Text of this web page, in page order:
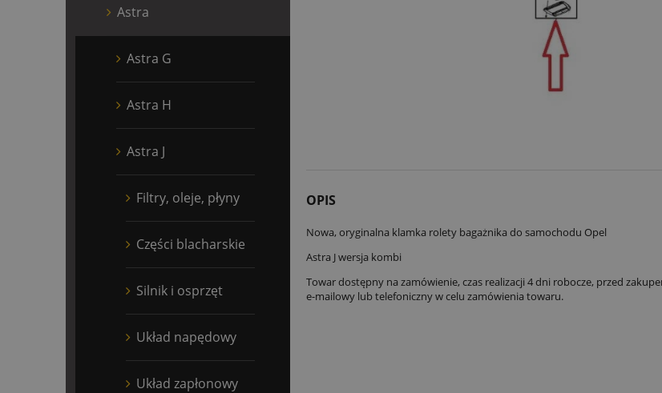
Astra
Astra G
Astra H
Astra J
Filtry, oleje, płyny
Części blacharskie
Silnik i osprzęt
Układ napędowy
Układ zapłonowy
OPIS
Nowa, oryginalna klamka rolety bagażnika do samochodu Opel
Astra J wersja kombi
Towar dostępny na zamówienie, czas realizacji 4 dni robocze, przed
e-mailowy lub telefoniczny w celu zamówienia towaru.